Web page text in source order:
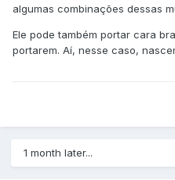
algumas combinações dessas
Ele pode também portar cara
portarem. Aí, nesse caso,
1 month later...